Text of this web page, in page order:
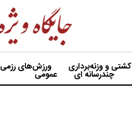
کشتی و وزنه‌برداری ورزش‌های رزمی
چندرسانه ای عمومی